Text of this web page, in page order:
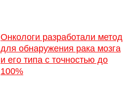
Онкологи разработали метод
для обнаружения рака мозга
и его типа с точностью до
100%